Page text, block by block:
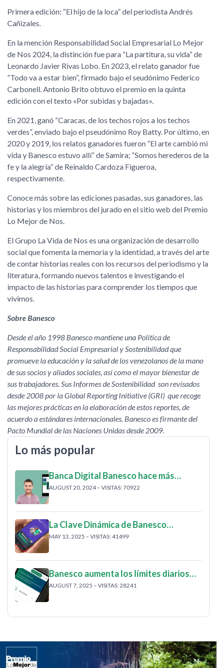
Primera edición: “El hijo de la loca” del periodista Andrés
Cañizales.
En la mención Responsabilidad Social Empresarial Lo Mejor
de Nos 2024, la distinción fue para “La partitura, su vida” de
Leonardo Javier Rivas Lobo. En 2023, el relato ganador fue
“Todo va a estar bien”, firmado bajo el seudónimo Federico
Carbonell. Antonio Brito obtuvo el premio en la quinta
edición con el texto «Por subidas y bajadas».
En 2021, ganó “Caracas, de los techos rojos a los techos
verdes”, enviado bajo el pseudónimo Roy Batty. Por último, en
2020 y 2019, los relatos ganadores fueron “El arte cambió mi
vida y Banesco estuvo allí” de Samira; “Somos herederos de la
fe y la alegría” de Reinaldo Cardoza Figueroa,
respectivamente.
Conoce más sobre las ediciones pasadas, sus ganadores, las
historias y los miembros del jurado en el sitio web del Premio
Lo Mejor de Nos.
El Grupo La Vida de Nos es una organización de desarrollo
social que fomenta la memoria y la identidad, a través del arte
de contar historias reales con los recursos del periodismo y la
literatura, formando nuevos talentos e investigando el
impacto de las historias para comprender los tiempos que
vivimos.
Sobre Banesco
Desde el año 1998 Banesco mantiene una Política de
Responsabilidad Social Empresarial y Sostenibilidad que
promueve la educación y la salud de los venezolanos de la mano
de sus socios y aliados sociales, así como el mayor bienestar de
sus trabajadores. Sus Informes de Sostenibilidad son revisados
desde 2008 por la Global Reporting Initiative (GRI) que recoge
las mejores prácticas en la elaboración de estos reportes, de
acuerdo a estándares internacionales. Banesco es firmante del
Pacto Mundial de las Naciones Unidas desde 2009.
Lo más popular
Banca Digital Banesco hace más…
AUGUST 20, 2024 – VISITAS: 70922
La Clave Dinámica de Banesco…
MAY 13, 2025 – VISITAS: 41499
Banesco aumenta los límites diarios…
AUGUST 7, 2025 – VISITAS: 28241